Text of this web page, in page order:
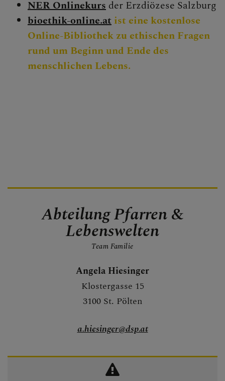
NER Onlinekurs der Erzdiözese Salzburg
bioethik-online.at ist eine kostenlose
Online-Bibliothek zu ethischen Fragen
rund um Beginn und Ende des
menschlichen Lebens.
Abteilung Pfarren &
Lebenswelten
Team Familie
Angela Hiesinger
Klostergasse 15
3100 St. Pölten
a.hiesinger@dsp.at